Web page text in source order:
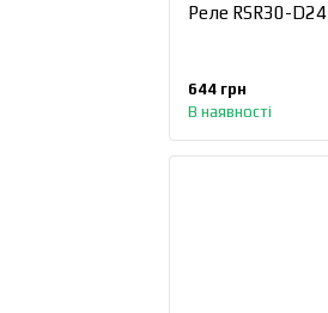
Реле RSR30-
644 грн
В наявності